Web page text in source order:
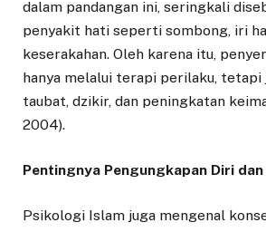
dalam pandangan ini, seringkali
penyakit hati seperti sombong, iri
keserakahan. Oleh karena itu,
hanya melalui terapi perilaku, tetapi
taubat, dzikir, dan peningkatan
2004).
Pentingnya Pengungkapan Diri
Psikologi Islam juga mengenal